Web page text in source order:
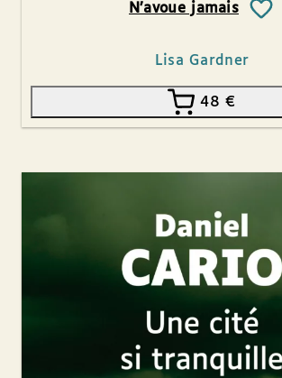
N’avoue jamais
Lisa Gardner
48€